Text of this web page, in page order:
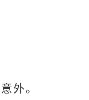
外。